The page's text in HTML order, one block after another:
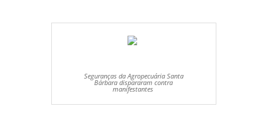
Seguranças da Agropecuária Santa
Bárbara dispararam contra
manifestantes